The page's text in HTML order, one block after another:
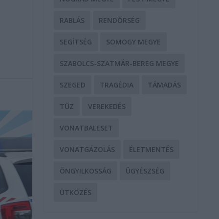
RABLÁS RENDŐRSÉG
SEGÍTSÉG SOMOGY MEGYE
SZABOLCS-SZATMÁR-BEREG MEGYE
SZEGED TRAGÉDIA TÁMADÁS
TŰZ VEREKEDÉS
VONATBALESET
VONATGÁZOLÁS ÉLETMENTÉS
ÖNGYILKOSSÁG ÜGYÉSZSÉG
ÜTKÖZÉS